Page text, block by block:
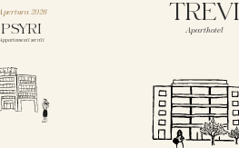
2026
PSYRI
Appartamenti serviti
TREVI
Aparthotel